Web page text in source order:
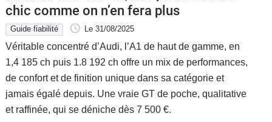
chic comme on n’en fera plus
Guide fiabilité Le 31/08/2025
Véritable concentré d’Audi, l’A1 de haut de gamme, en
1,4 185 ch puis 1.8 192 ch offre un mix de performances,
de confort et de finition unique dans sa catégorie et
jamais égalé depuis. Une vraie GT de poche, qualitative
et raffinée, qui se déniche dès 7 500 €.